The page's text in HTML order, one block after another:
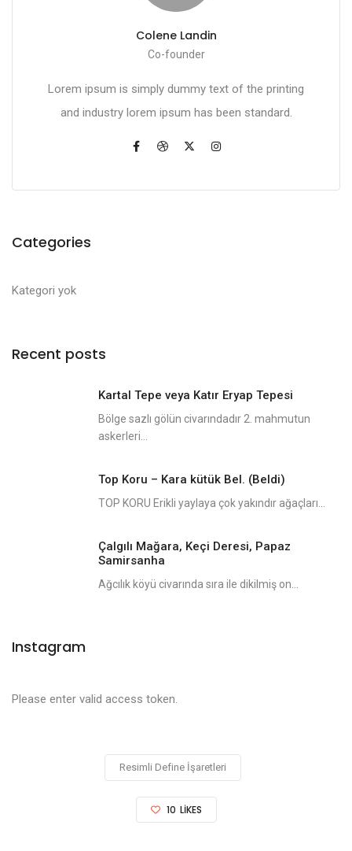
Colene Landin
Co-founder
Lorem ipsum is simply dummy text of the printing
and industry lorem ipsum has been standard.
Categories
Kategori yok
Recent posts
Kartal Tepe veya Katır Eryap Tepesi
Bölge sazlı gölün civarındadır 2. mahmutun
askerleri...
Top Koru – Kara kütük Bel. (Beldi)
TOP KORU Erikli yaylaya çok yakındır ağaçları...
Çalgılı Mağara, Keçi Deresi, Papaz
Samirsanha
Ağcılık köyü civarında sıra ile dikilmiş on...
Instagram
Please enter valid access token.
Resimli Define İşaretleri
10 LIKES